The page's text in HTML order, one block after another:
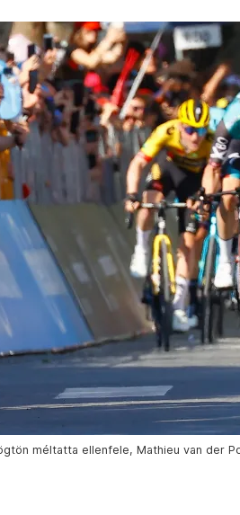
méltatta ellenfele, Mathieu van der